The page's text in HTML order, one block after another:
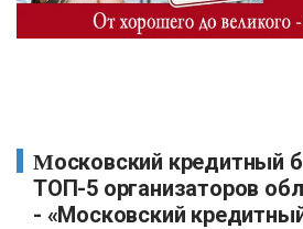
Московский кредитный банк вошел в
ТОП-5 организаторов
- «Московский